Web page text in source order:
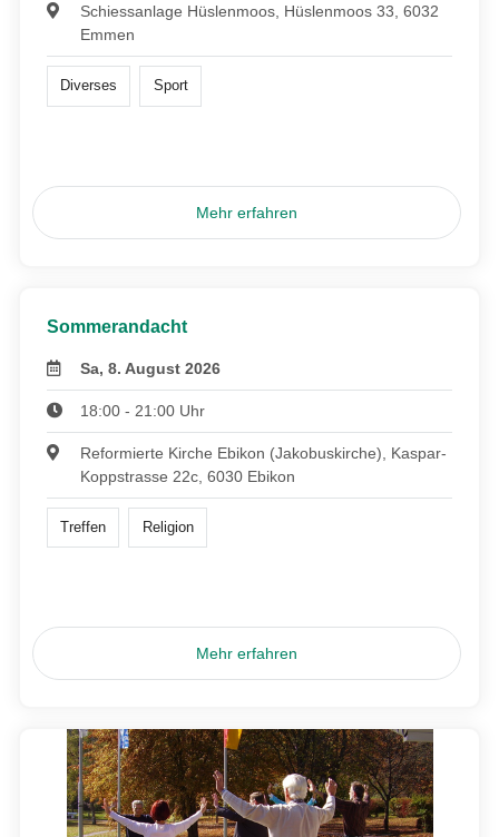
Schiessanlage Hüslenmoos, Hüslenmoos 33, 6032
Emmen
Diverses Sport
Mehr erfahren
Sommerandacht
Sa, 8. August 2026
18:00 - 21:00 Uhr
Reformierte Kirche Ebikon (Jakobuskirche), Kaspar-
Koppstrasse 22c, 6030 Ebikon
Treffen Religion
Mehr erfahren